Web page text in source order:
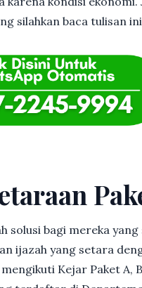
silahkan baca tulisan
solusi bagi mereka
ijazah yang setara
Kejar Paket